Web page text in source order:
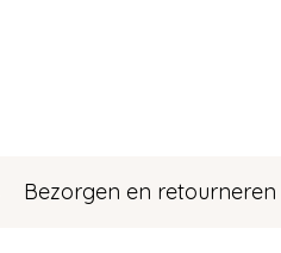
Bezorgen en retourneren